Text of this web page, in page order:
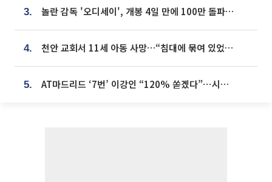
3. 놀란 감독 '오디세이', 개봉 4일 만에 100만 돌파⋯'왕사남' 보다 빠르다
4. 천안 교회서 11세 아동 사망…“침대에 묶여 있었다” 진술 확보
5. AT마드리드 ‘7번’ 이강인 “120% 쏟겠다”⋯시메오네 감독 “필요한 선수”